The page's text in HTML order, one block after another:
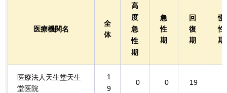
医療機関名
全
体
高
度
急
性
期
急
性
期
回
復
期
慢
性
期
医療法人天生堂天生
堂医院
1
9
0 0 19